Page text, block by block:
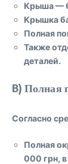
Крыша—
Крышка
Полная
Также
деталей.
B) Полная
Согласно
Полная
000 грн,